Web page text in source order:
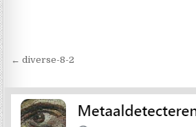
Berichtnavigatie
← diverse-8-2